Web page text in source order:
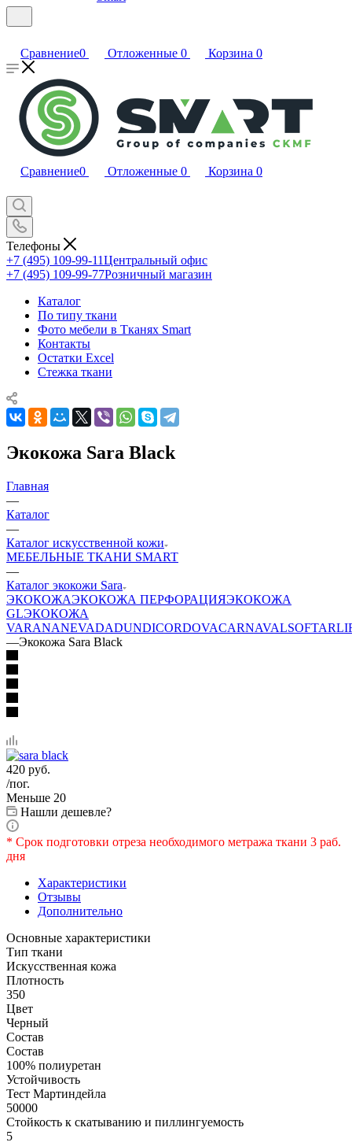
Сравнение0 Отложенные 0 Корзина 0
Сравнение0 Отложенные 0 Корзина 0
Телефоны
+7 (495) 109-99-11Центральный офис
+7 (495) 109-99-77Розничный магазин
Каталог
По типу ткани
Фото мебели в Тканях Smart
Контакты
Остатки Excel
Стежка ткани
Экокожа Sara Black
Главная
—
Каталог
—
Каталог искусственной кожи
МЕБЕЛЬНЫЕ ТКАНИ SMART
—
Каталог экокожи Sara
ЭКОКОЖАЭКОКОЖА ПЕРФОРАЦИЯЭКОКОЖА
GLЭКОКОЖА
VARANANEVADADUNDICORDOVACARNAVALSOFTAR
—Экокожа Sara Black
420 руб.
/пог.
Меньше 20
Нашли дешевле?
* Срок подготовки отреза необходимого метража ткани 3 раб.
дня
Характеристики
Отзывы
Дополнительно
Основные характеристики
Тип ткани
Искусственная кожа
Плотность
350
Цвет
Черный
Состав
Состав
100% полиуретан
Устойчивость
Тест Мартиндейла
50000
Стойкость к скатыванию и пиллингуемость
5